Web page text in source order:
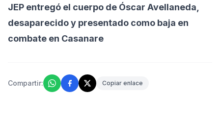
JEP entregó el cuerpo de Óscar Avellaneda,
desaparecido y presentado como baja en
combate en Casanare
Compartir: Copiar enlace